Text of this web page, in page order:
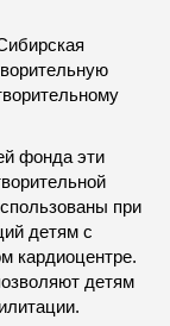
фонда эти
при
детям с
кардиоцентре.
детям